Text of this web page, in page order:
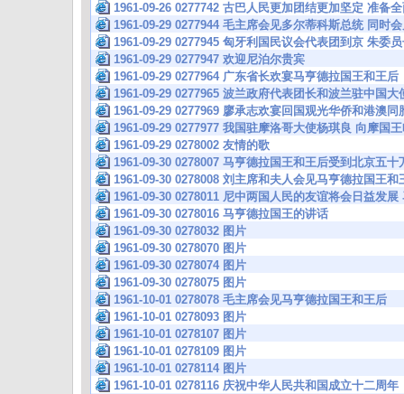
1961-09-26 0277742 古巴人民更加团结更加坚定 准备
1961-09-29 0277944 毛主席会见多尔蒂科斯总统 同时
1961-09-29 0277945 匈牙利国民议会代表团到京 朱委
1961-09-29 0277947 欢迎尼泊尔贵宾
1961-09-29 0277964 广东省长欢宴马亨德拉国王和王后
1961-09-29 0277965 波兰政府代表团长和波兰驻中国
1961-09-29 0277969 廖承志欢宴回国观光华侨和港澳
1961-09-29 0277977 我国驻摩洛哥大使杨琪良 向摩国
1961-09-29 0278002 友情的歌
1961-09-30 0278007 马亨德拉国王和王后受到北京五
1961-09-30 0278008 刘主席和夫人会见马亨德拉国王和
1961-09-30 0278011 尼中两国人民的友谊将会日益发
1961-09-30 0278016 马亨德拉国王的讲话
1961-09-30 0278032 图片
1961-09-30 0278070 图片
1961-09-30 0278074 图片
1961-09-30 0278075 图片
1961-10-01 0278078 毛主席会见马亨德拉国王和王后
1961-10-01 0278093 图片
1961-10-01 0278107 图片
1961-10-01 0278109 图片
1961-10-01 0278114 图片
1961-10-01 0278116 庆祝中华人民共和国成立十二周年